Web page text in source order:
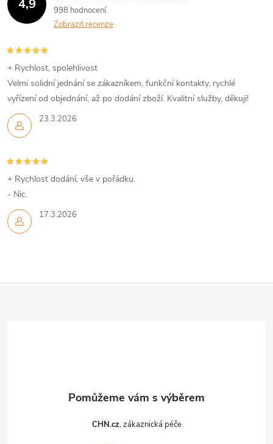
4,9
998 hodnocení
Zobrazit recenze
23.3.2026
+ Rychlost, spolehlivost
Velmi solidní jednání se zákazníkem, funkční kontakty, rychlé
vyřízení od objednání, až po dodání zboží. Kvalitní služby, děkuji!
17.3.2026
+ Rychlost dodání, vše v pořádku.
- Nic.
CHN.cz